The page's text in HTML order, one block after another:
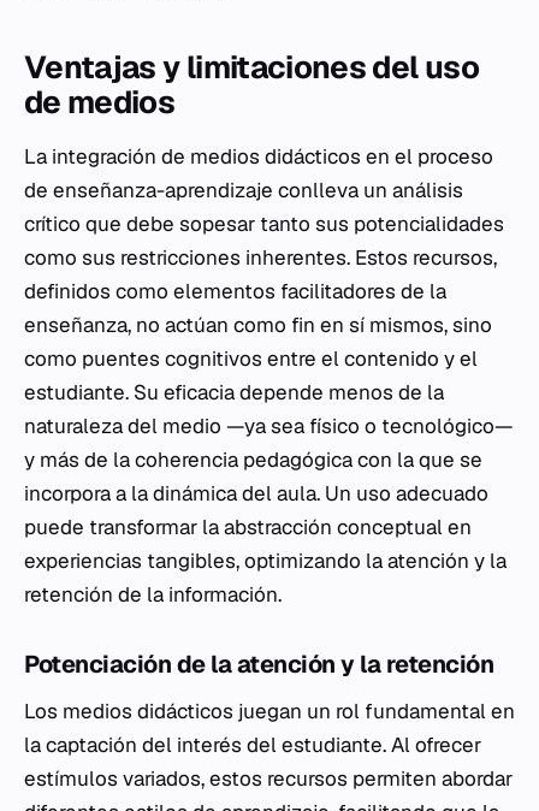
Ventajas y limitaciones del uso
de medios
La integración de medios didácticos en el proceso
de enseñanza-aprendizaje conlleva un análisis
crítico que debe sopesar tanto sus potencialidades
como sus restricciones inherentes. Estos recursos,
definidos como elementos facilitadores de la
enseñanza, no actúan como fin en sí mismos, sino
como puentes cognitivos entre el contenido y el
estudiante. Su eficacia depende menos de la
naturaleza del medio —ya sea físico o tecnológico—
y más de la coherencia pedagógica con la que se
incorpora a la dinámica del aula. Un uso adecuado
puede transformar la abstracción conceptual en
experiencias tangibles, optimizando la atención y la
retención de la información.
Potenciación de la atención y la retención
Los medios didácticos juegan un rol fundamental en
la captación del interés del estudiante. Al ofrecer
estímulos variados, estos recursos permiten abordar